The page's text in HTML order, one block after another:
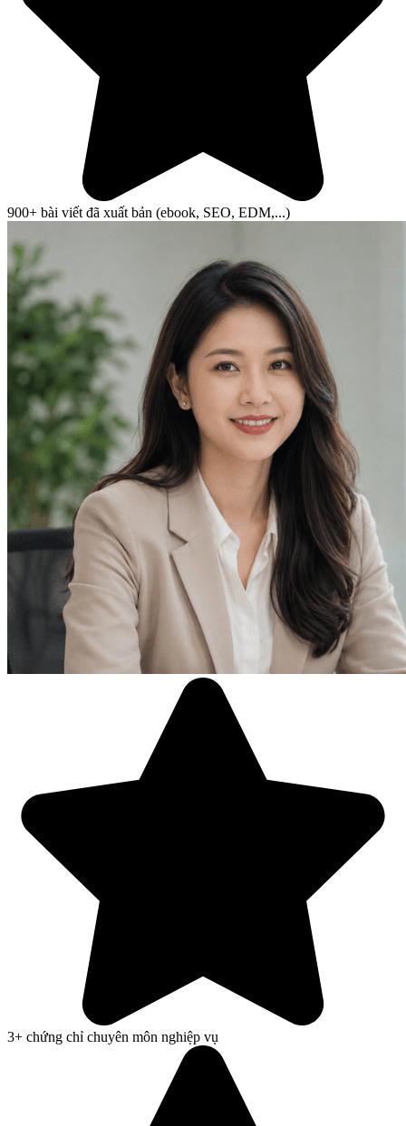
900+ bài viết đã xuất bản (ebook, SEO, EDM,...)
3+ chứng chỉ chuyên môn nghiệp vụ